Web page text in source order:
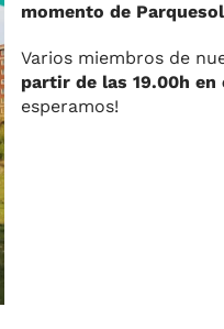
momento de Parquesol
Varios miembros de
partir de las 19.00h
esperamos!